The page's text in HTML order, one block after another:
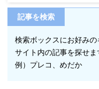
記事を検索
検索ボックスにお好み
サイト内の記事を探せま
例）プレコ、めだか